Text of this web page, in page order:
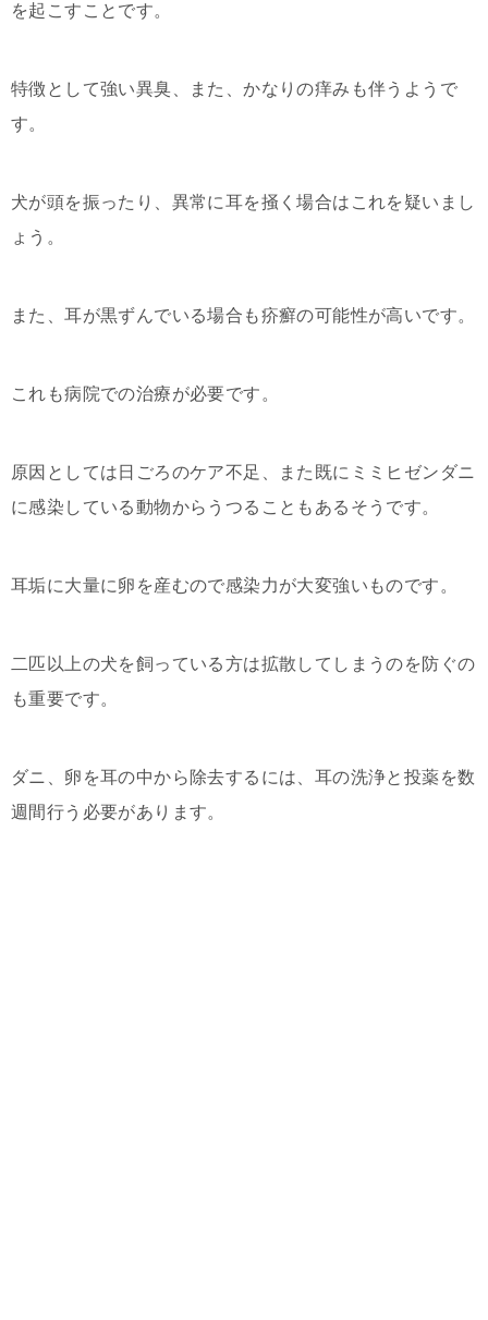
を起こすことです。
特徴として強い異臭、また、かなりの痒みも伴うようで
す。
犬が頭を振ったり、異常に耳を掻く場合はこれを疑いまし
ょう。
また、耳が黒ずんでいる場合も疥癬の可能性が高いです。
これも病院での治療が必要です。
原因としては日ごろのケア不足、また既にミミヒゼンダニ
に感染している動物からうつることもあるそうです。
耳垢に大量に卵を産むので感染力が大変強いものです。
二匹以上の犬を飼っている方は拡散してしまうのを防ぐの
も重要です。
ダニ、卵を耳の中から除去するには、耳の洗浄と投薬を数
週間行う必要があります。